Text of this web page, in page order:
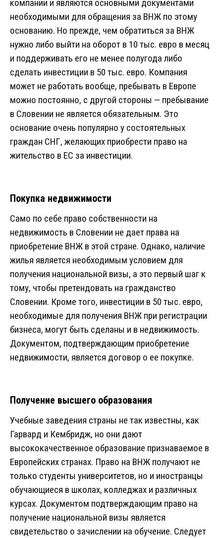
компании и являются основными документами
необходимыми для обращения за ВНЖ по этому
основанию. Но прежде, чем обратиться за ВНЖ
нужно либо выйти на оборот в 10 тыс. евро в месяц
и поддерживать его не менее полугода либо
сделать инвестиции в 50 тыс. евро. Компания
может не работать вообще, пребывать в Европе
можно постоянно, с другой стороны — пребывание
в Словении не является обязательным. Это
основание очень популярно у состоятельных
граждан СНГ, желающих приобрести право на
жительство в ЕС за инвестиции.
Покупка недвижимости
Само по себе право собственности на
недвижимость в Словении не дает права на
приобретение ВНЖ в этой стране. Однако, наличие
жилья является необходимым условием для
получения национальной визы, а это первый шаг к
тому, чтобы претендовать на гражданство
Словении. Кроме того, инвестиции в 50 тыс. евро,
необходимые для получения ВНЖ при регистрации
бизнеса, могут быть сделаны и в недвижимость.
Документом, подтверждающим приобретение
недвижимости, является договор о ее покупке.
Получение высшего образования
Учебные заведения страны не так известны, как
Гарвард и Кембридж, но они дают
высококачественное образование признаваемое в
Европейских странах. Право на ВНЖ получают не
только студенты университетов, но и иностранцы
обучающиеся в школах, колледжах и различных
курсах. Документом подтверждающим право на
получение национальной визы является
свидетельство о зачислении на обучение. Следует